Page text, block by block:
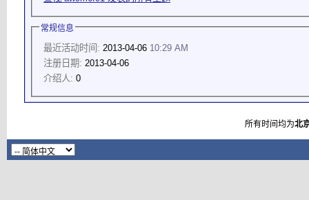
常规信息
最近活动时间: 2013-04-06 10:29 AM
注册日期: 2013-04-06
介绍人: 0
所有时间均为北